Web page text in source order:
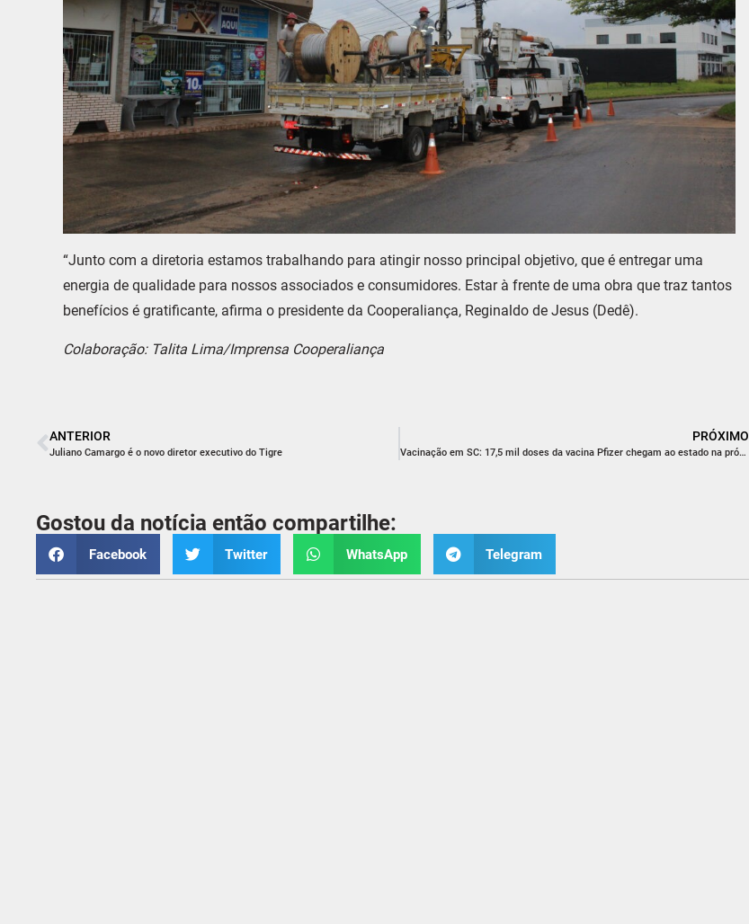
“Junto com a diretoria estamos trabalhando para atingir nosso principal objetivo, que é entregar uma
energia de qualidade para nossos associados e consumidores. Estar à frente de uma obra que traz tantos
benefícios é gratificante, afirma o presidente da Cooperaliança, Reginaldo de Jesus (Dedê).
Colaboração: Talita Lima/Imprensa Cooperaliança
ANTERIOR
Juliano Camargo é o novo diretor executivo do Tigre
PRÓXIMO
Vacinação em SC: 17,5 mil doses da vacina Pfizer chegam ao estado na próxima semana
Gostou da notícia então compartilhe:
Facebook Twitter WhatsApp Telegram